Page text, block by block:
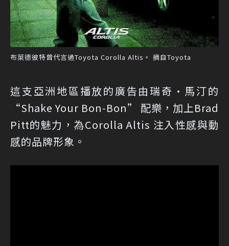
布萊德彼特曾代言過Toyota Corolla Altis。 摘自Toyota
這支亞洲地區播放的廣告由瑞奇·馬汀的
“Shake Your Bon‑Bon” 配樂，加上Brad
Pitt的魅力，為Corolla Altis 注入性感與動
感的品牌形象。